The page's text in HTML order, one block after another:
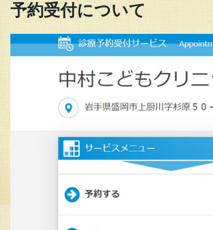
予約受付について